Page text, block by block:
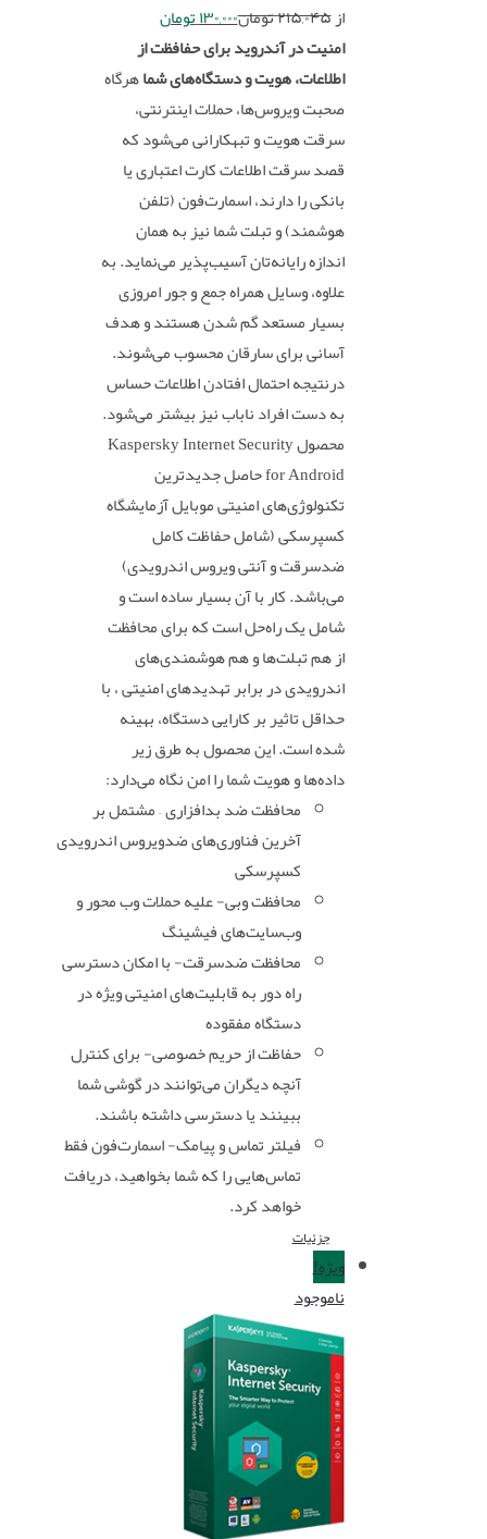
از۲۱۵,۰۴۵تومان۱۳۰,۰۰۰تومان
امنیت در آندروید برای حفافظت از
اطلاعات، هویت و دستگاه‌های شماهرگاه
صحبت ویروس‌ها، حملات اینترنتی،
سرقت هویت و تبهکارانی می‌شود که
قصد سرقت اطلاعات کارت اعتباری یا
بانکی را دارند، اسمارت‌فون (تلفن
هوشمند) و تبلت شما نیز به همان
اندازه رایانه‌تان آسیب‌پذیر می‌نماید. به
علاوه، وسایل همراه جمع و جور امروزی
بسیار مستعد گم شدن هستند و هدف
آسانی برای سارقان محسوب می‌شوند.
درنتیجه احتمال افتادن اطلاعات حساس
به دست افراد ناباب نیز بیشتر می‌شود.
محصول Kaspersky Internet Security
for Android حاصل جدیدترین
تکنولوژی‌های امنیتی موبایل آزمایشگاه
کسپرسکی (شامل حفاظت کامل
ضدسرقت و آنتی ویروس اندرویدی)
می‌باشد. کار با آن بسیار ساده است و
شامل یک راه‌حل است که برای محافظت
از هم تبلت‌ها و هم هوشمندی‌های
اندرویدی در برابر تهدیدهای امنیتی ، با
حداقل تاثیر بر کارایی دستگاه، بهینه
شده است. این محصول به طرق زیر
داده‌ها و هویت شما را امن نگاه می‌دارد:
محافظت ضد بدافزاری – مشتمل بر
آخرین فناوری‌های ضدویروس اندرویدی
کسپرسکی
محافظت وبی- علیه حملات وب محور و
وب‌سایت‌های فیشینگ
محافظت ضدسرقت- با امکان دسترسی
راه دور به قابلیت‌های امنیتی ویژه در
دستگاه مفقوده
حفاظت از حریم خصوصی- برای کنترل
آنچه دیگران می‌توانند در گوشی شما
ببینند یا دسترسی داشته باشند.
فیلتر تماس و پیامک- اسمارت‌فون فقط
تماس‌هایی را که شما بخواهید، دریافت
خواهد کرد.
جزئیات
ویژه!
ناموجود